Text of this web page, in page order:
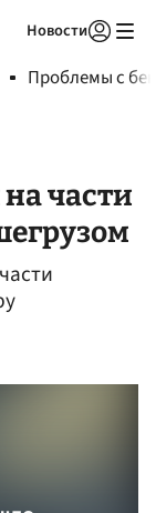
Новости
Проблемы с
части